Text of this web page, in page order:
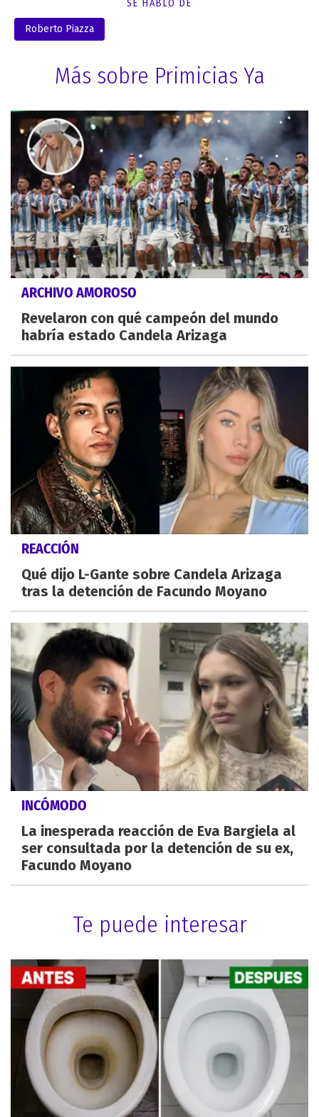
SE HABLÓ DE
Roberto Piazza
Más sobre Primicias Ya
ARCHIVO AMOROSO
Revelaron con qué campeón del mundo
habría estado Candela Arizaga
REACCIÓN
Qué dijo L-Gante sobre Candela Arizaga
tras la detención de Facundo Moyano
INCÓMODO
La inesperada reacción de Eva Bargiela al
ser consultada por la detención de su ex,
Facundo Moyano
Te puede interesar